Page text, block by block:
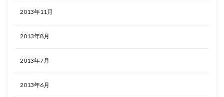
2013年11月
2013年8月
2013年7月
2013年6月